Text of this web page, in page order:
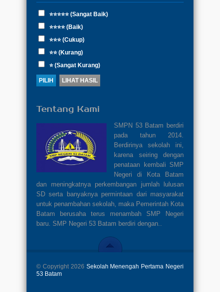
⭐⭐⭐⭐⭐ (Sangat Baik)
⭐⭐⭐⭐ (Baik)
⭐⭐⭐ (Cukup)
⭐⭐ (Kurang)
⭐ (Sangat Kurang)
Tentang Kami
SMPN 53 Batam berdiri
pada tahun 2014.
Berdirinya sekolah ini,
karena seiring dengan
penataan kembali SMP
Negeri di Kota Batam
dan meningkatnya perkembangan jumlah lulusan
SD serta banyaknya permintaan dari masyarakat
untuk penambahan sekolah, maka Pemerintah Kota
Batam berusaha terus menambah SMP Negeri
baru. SMP Negeri 53 Batam berdiri dengan..
© Copyright 2026 Sekolah Menengah Pertama Negeri
53 Batam